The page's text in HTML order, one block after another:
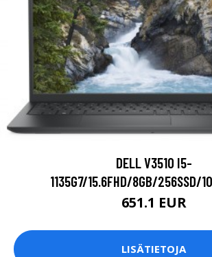
DELL V3510 I5-
1135G7/15.6FHD/8GB/256SSD/
651.1 EUR
LISÄTIETOJA